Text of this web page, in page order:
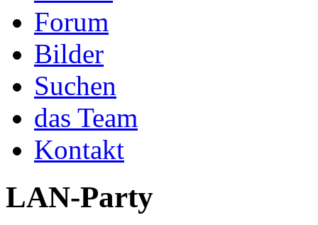
Forum
Bilder
Suchen
das Team
Kontakt
LAN-Party